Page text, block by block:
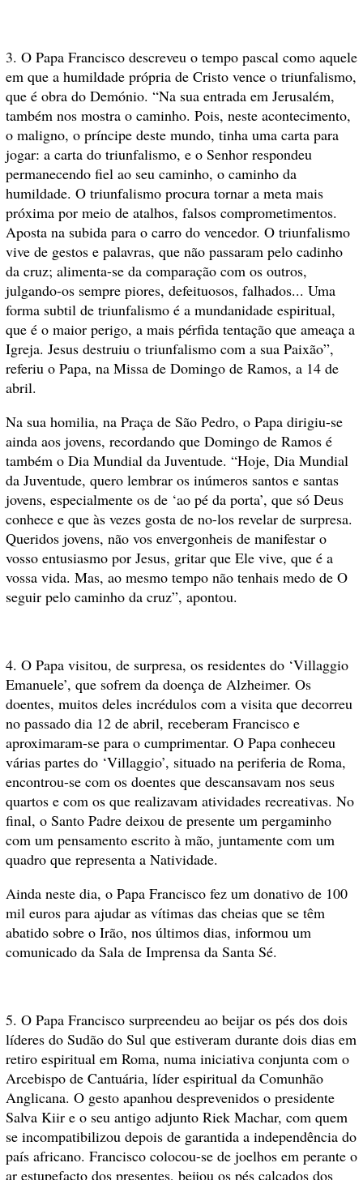
3. O Papa Francisco descreveu o tempo pascal como aquele
em que a humildade própria de Cristo vence o triunfalismo,
que é obra do Demónio. “Na sua entrada em Jerusalém,
também nos mostra o caminho. Pois, neste acontecimento,
o maligno, o príncipe deste mundo, tinha uma carta para
jogar: a carta do triunfalismo, e o Senhor respondeu
permanecendo fiel ao seu caminho, o caminho da
humildade. O triunfalismo procura tornar a meta mais
próxima por meio de atalhos, falsos comprometimentos.
Aposta na subida para o carro do vencedor. O triunfalismo
vive de gestos e palavras, que não passaram pelo cadinho
da cruz; alimenta-se da comparação com os outros,
julgando-os sempre piores, defeituosos, falhados... Uma
forma subtil de triunfalismo é a mundanidade espiritual,
que é o maior perigo, a mais pérfida tentação que ameaça a
Igreja. Jesus destruiu o triunfalismo com a sua Paixão”,
referiu o Papa, na Missa de Domingo de Ramos, a 14 de
abril.
Na sua homilia, na Praça de São Pedro, o Papa dirigiu-se
ainda aos jovens, recordando que Domingo de Ramos é
também o Dia Mundial da Juventude. “Hoje, Dia Mundial
da Juventude, quero lembrar os inúmeros santos e santas
jovens, especialmente os de ‘ao pé da porta’, que só Deus
conhece e que às vezes gosta de no-los revelar de surpresa.
Queridos jovens, não vos envergonheis de manifestar o
vosso entusiasmo por Jesus, gritar que Ele vive, que é a
vossa vida. Mas, ao mesmo tempo não tenhais medo de O
seguir pelo caminho da cruz”, apontou.
4. O Papa visitou, de surpresa, os residentes do ‘Villaggio
Emanuele’, que sofrem da doença de Alzheimer. Os
doentes, muitos deles incrédulos com a visita que decorreu
no passado dia 12 de abril, receberam Francisco e
aproximaram-se para o cumprimentar. O Papa conheceu
várias partes do ‘Villaggio’, situado na periferia de Roma,
encontrou-se com os doentes que descansavam nos seus
quartos e com os que realizavam atividades recreativas. No
final, o Santo Padre deixou de presente um pergaminho
com um pensamento escrito à mão, juntamente com um
quadro que representa a Natividade.
Ainda neste dia, o Papa Francisco fez um donativo de 100
mil euros para ajudar as vítimas das cheias que se têm
abatido sobre o Irão, nos últimos dias, informou um
comunicado da Sala de Imprensa da Santa Sé.
5. O Papa Francisco surpreendeu ao beijar os pés dos dois
líderes do Sudão do Sul que estiveram durante dois dias em
retiro espiritual em Roma, numa iniciativa conjunta com o
Arcebispo de Cantuária, líder espiritual da Comunhão
Anglicana. O gesto apanhou desprevenidos o presidente
Salva Kiir e o seu antigo adjunto Riek Machar, com quem
se incompatibilizou depois de garantida a independência do
país africano. Francisco colocou-se de joelhos em perante o
ar estupefacto dos presentes, beijou os pés calçados dos